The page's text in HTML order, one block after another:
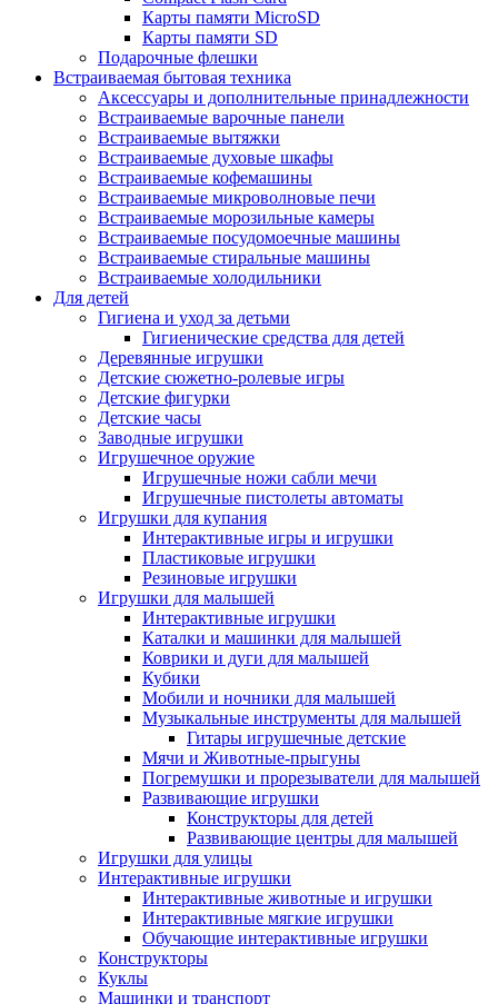
Карты памяти MicroSD
Карты памяти SD
Подарочные флешки
Встраиваемая бытовая техника
Аксессуары и дополнительные принадлежности
Встраиваемые варочные панели
Встраиваемые вытяжки
Встраиваемые духовые шкафы
Встраиваемые кофемашины
Встраиваемые микроволновые печи
Встраиваемые морозильные камеры
Встраиваемые посудомоечные машины
Встраиваемые стиральные машины
Встраиваемые холодильники
Для детей
Гигиена и уход за детьми
Гигиенические средства для детей
Деревянные игрушки
Детские сюжетно-ролевые игры
Детские фигурки
Детские часы
Заводные игрушки
Игрушечное оружие
Игрушечные ножи сабли мечи
Игрушечные пистолеты автоматы
Игрушки для купания
Интерактивные игры и игрушки
Пластиковые игрушки
Резиновые игрушки
Игрушки для малышей
Интерактивные игрушки
Каталки и машинки для малышей
Коврики и дуги для малышей
Кубики
Мобили и ночники для малышей
Музыкальные инструменты для малышей
Гитары игрушечные детские
Мячи и Животные-прыгуны
Погремушки и прорезыватели для малышей
Развивающие игрушки
Конструкторы для детей
Развивающие центры для малышей
Игрушки для улицы
Интерактивные игрушки
Интерактивные животные и игрушки
Интерактивные мягкие игрушки
Обучающие интерактивные игрушки
Конструкторы
Куклы
Машинки и транспорт